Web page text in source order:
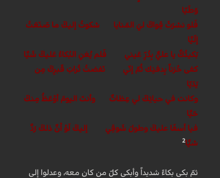
وَطَيّا
فَلو نشرَتْ قِواكَ ليَ المَنايا شكوتُ إليكَ ما صَنَعَتْ
إلَيَّا
بَكيتُكٌ يا عليُّ بِدُرِّ عَيني فَلم يُغنِ البُكاءُ عَليكَ شَيَّا
كفى حُزناً بِدفنِك ثُمّ إنّي نَفضتُ تُرابَ قَبرِكَ مِن
يَدَيّا
وكانت في حياتِكَ لي عِظاتٌ وأنتَ اليومَ أوْعَظُ مِنكَ
حَيَّا
فيا أسفَا عليكَ وطولَ شَوقِي إليكَ لَوْ اْنَّ ذلكَ رَدَّ
شيَّا2
ثمّ بكى بكاءً شديداً وأبكى كلّ من كان معه، وعدلوا إلى